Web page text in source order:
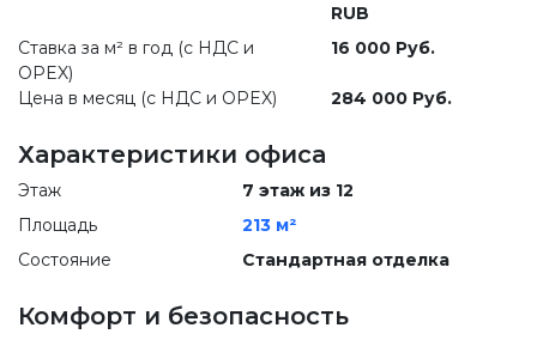
RUB
Ставка за м² в год (c НДС и
OPEX)
16 000 Руб.
Цена в месяц (с НДС и OPEX) 284 000 Руб.
Характеристики офиса
Этаж
7 этаж из 12
Площадь
213 м²
Состояние
Стандартная отделка
Комфорт и безопасность